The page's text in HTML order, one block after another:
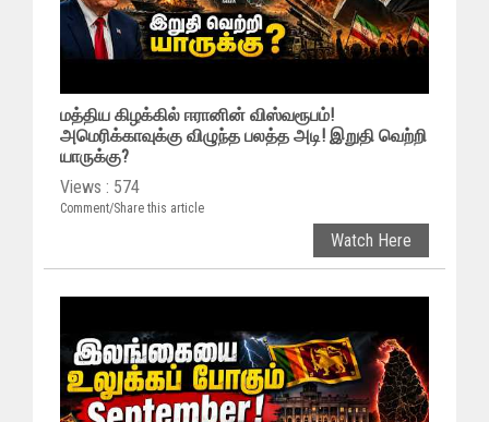
மத்திய கிழக்கில் ஈரானின் விஸ்வரூபம்!
அமெரிக்காவுக்கு விழுந்த பலத்த அடி! இறுதி வெற்றி
யாருக்கு?
Views : 574
Comment/Share this article
Watch Here